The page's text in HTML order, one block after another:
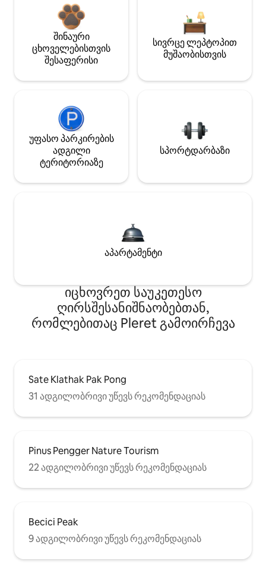
შინაური
ცხოველებისთვის
შესაფერისი
სივრცე ლეპტოპით
მუშაობისთვის
უფასო პარკირების
ადგილი
ტერიტორიაზე
სპორტდარბაზი
აპარტამენტი
იცხოვრეთ საუკეთესო
ღირსშესანიშნაობებთან,
რომლებითაც Pleret გამოირჩევა
Sate Klathak Pak Pong
31 ადგილობრივი უწევს რეკომენდაციას
Pinus Pengger Nature Tourism
22 ადგილობრივი უწევს რეკომენდაციას
Becici Peak
9 ადგილობრივი უწევს რეკომენდაციას